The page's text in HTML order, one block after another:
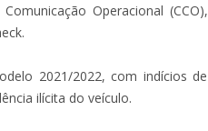
Operacional (CCO),
2021/2022, com indícios de
ilícita do veículo.